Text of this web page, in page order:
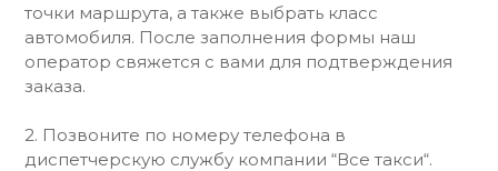
точки маршрута, а также выбрать класс
автомобиля. После заполнения формы наш
оператор свяжется с вами для подтверждения
заказа.
2. Позвоните по номеру телефона в
диспетчерскую службу компании “Все такси“.